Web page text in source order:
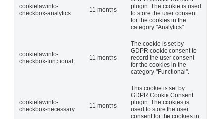
cookielawinfo-
checkbox-analytics
11 months
plugin. The cookie is used
to store the user consent
for the cookies in the
category "Analytics".
cookielawinfo-
checkbox-functional
11 months
The cookie is set by
GDPR cookie consent to
record the user consent
for the cookies in the
category "Functional".
cookielawinfo-
checkbox-necessary
11 months
This cookie is set by
GDPR Cookie Consent
plugin. The cookies is
used to store the user
consent for the cookies in